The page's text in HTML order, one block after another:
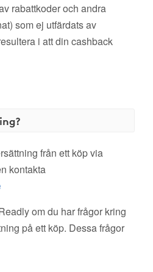
rabattkoder och andra
som ej utfärdats av
i att din cashback
från ett köp via
kontakta
om du har frågor kring
på ett köp. Dessa frågor